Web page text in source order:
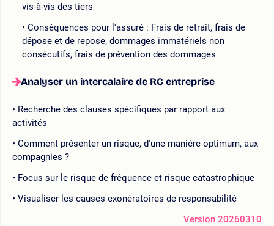
vis-à-vis des tiers
Conséquences pour l'assuré : Frais de retrait, frais de
dépose et de repose, dommages immatériels non
consécutifs, frais de prévention des dommages
Analyser un intercalaire de RC entreprise
Recherche des clauses spécifiques par rapport aux
activités
Comment présenter un risque, d'une manière optimum, aux
compagnies ?
Focus sur le risque de fréquence et risque catastrophique
Visualiser les causes exonératoires de responsabilité
Version 20260310